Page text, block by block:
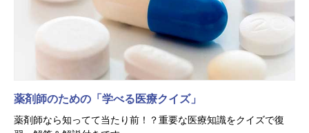
薬剤師のための「学べる医療クイズ」
薬剤師なら知ってて当たり前！？重要な医療知識をクイズで復